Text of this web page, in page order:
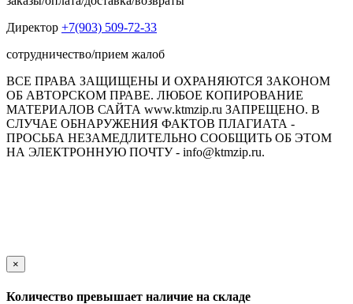
Директор +7(903) 509-72-33
сотрудничество/прием жалоб
ВСЕ ПРАВА ЗАЩИЩЕНЫ И ОХРАНЯЮТСЯ ЗАКОНОМ
ОБ АВТОРСКОМ ПРАВЕ. ЛЮБОЕ КОПИРОВАНИЕ
МАТЕРИАЛОВ САЙТА www.ktmzip.ru ЗАПРЕЩЕНО. В
СЛУЧАЕ ОБНАРУЖЕНИЯ ФАКТОВ ПЛАГИАТА -
ПРОСЬБА НЕЗАМЕДЛИТЕЛЬНО СООБЩИТЬ ОБ ЭТОМ
НА ЭЛЕКТРОННУЮ ПОЧТУ - info@ktmzip.ru.
×
Количество превышает наличие на складе